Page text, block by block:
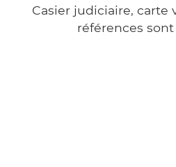
Casier judiciaire, carte
références